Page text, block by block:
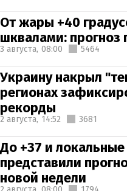
От жары +40
шквалами: прогноз
3 августа, 08:00 5464
Украину накрыл
регионах
рекорды
2 августа, 14:52 3681
До +37 и
представили
новой недели